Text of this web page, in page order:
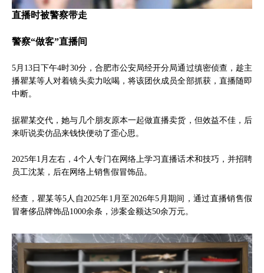
直播时被警察带走
警察“做客”直播间
5月13日下午4时30分，合肥市公安局经开分局通过缜密侦查，趁主
播瞿某等人对着镜头卖力吆喝，将该团伙成员全部抓获，直播随即
中断。
据瞿某交代，她与几个朋友原本一起做直播卖货，但效益不佳，后
来听说卖仿品来钱快便动了歪心思。
2025年1月左右，4个人专门在网络上学习直播话术和技巧，并招聘
员工沈某，后在网络上销售假冒饰品。
经查，瞿某等5人自2025年1月至2026年5月期间，通过直播销售假
冒奢侈品牌饰品1000余条，涉案金额达50余万元。